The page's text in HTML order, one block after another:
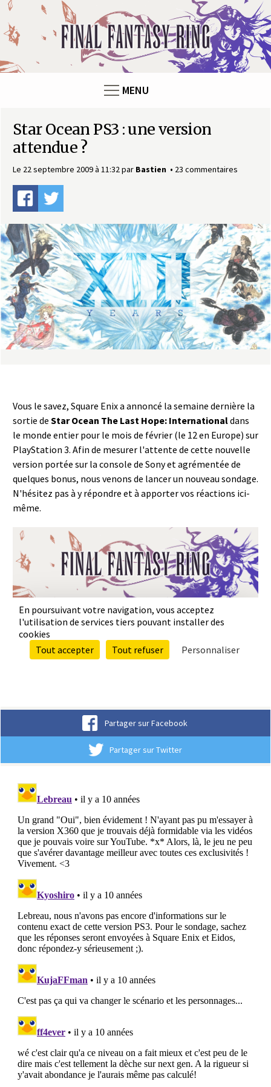
F
n
n
t
a
s
y
MENU
Star Ocean PS3 : une version
attendue ?
Le 22 septembre 2009 à 11:32par Bastien 23 commentaires
Vous le savez, Square Enix a annoncé la semaine dernière la
sortie de Star Ocean The Last Hope: Internationaldans
le monde entier pour le mois de février (le 12 en Europe) sur
PlayStation 3. Afin de mesurer l'attente de cette nouvelle
version portée sur la console de Sony et agrémentée de
quelques bonus, nous venons de lancer un nouveau sondage.
N'hésitez pas à y répondre et à apporter vos réactions ici-
même.
Partager sur Facebook
Partager sur Twitter
Panneau de gestion des cookies